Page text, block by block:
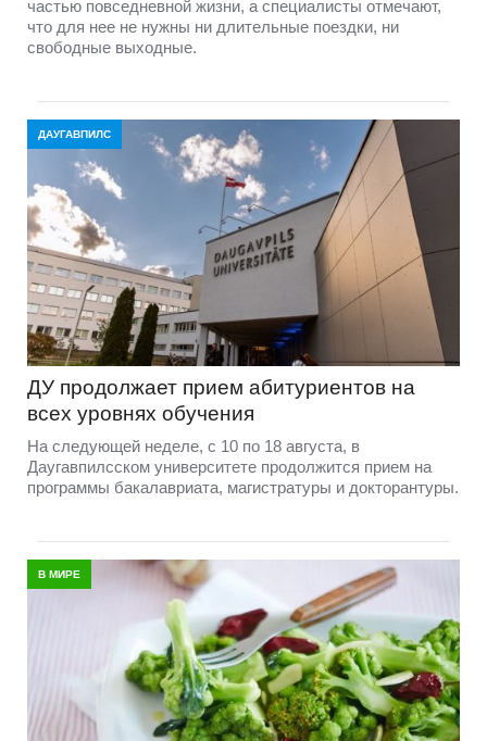
частью повседневной жизни, а специалисты отмечают,
что для нее не нужны ни длительные поездки, ни
свободные выходные.
ДАУГАВПИЛС
ДУ продолжает прием абитуриентов на
всех уровнях обучения
На следующей неделе, с 10 по 18 августа, в
Даугавпилсском университете продолжится прием на
программы бакалавриата, магистратуры и докторантуры.
В МИРЕ